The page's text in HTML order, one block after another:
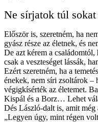
Ne sírjatok túl
Először is, szeretném, ha
gyász része az életnek, és
De azt kérem a
csak a veszteséget lássák,
Ezért szeretném, ha a
énekek, nem síri zsoltárok –
végigkísérték az életemet.
Kispál és a Borz… Lehet
Dés László-dalt is, amit
„Legyen úgy, mint régen